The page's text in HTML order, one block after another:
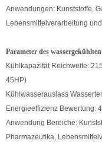
Anwendungen: Kunststoffe,
Lebensmittelverarbeitung
Parameter des
Kühlkapazität Reichweite:
45HP)
Kühlwasserauslass
Energieeffizienz Bewertung:
Anwendung Bereiche:
Pharmazeutika,